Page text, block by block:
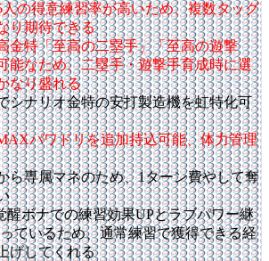
の得意練習率が高いため、複数タッグ
り期待できる
金特「至高の二塁手」「至高の遊撃
能なため、二塁手・遊撃手育成時に選
なり盛れる
シナリオ金特の安打製造機を虹特化可
パワドリを追加持込可能、体力管理
ら専属マネのため、1ターン費やして奪
醒ボナでの練習効果UPとラブパワー継
ているため、通常練習で獲得できる経
げしてくれる